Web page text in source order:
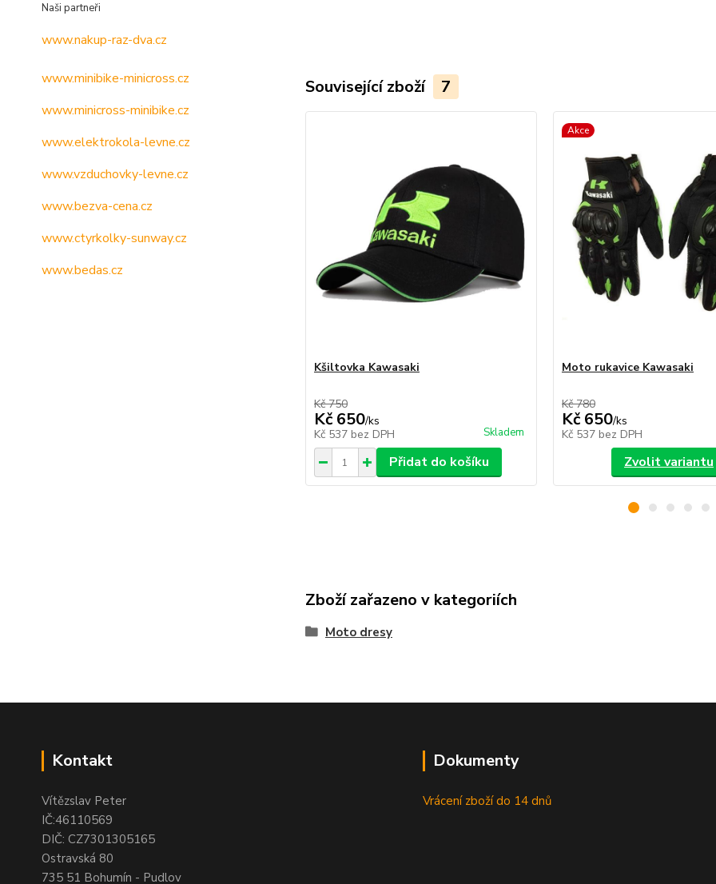
Naši partneři
www.nakup-raz-dva.cz
www.minibike-minicross.cz
www.minicross-minibike.cz
www.elektrokola-levne.cz
www.vzduchovky-levne.cz
www.bezva-cena.cz
www.ctyrkolky-sunway.cz
www.bedas.cz
Související zboží 7
Kšiltovka Kawasaki
Kč 750
Kč 650/ks
Kč 537 bez DPH Skladem
Přidat do košíku
Akce
Moto rukavice Kawasaki
Kč 780
Kč 650/ks
Kč 537 bez DPH
Zvolit variantu
Zboží zařazeno v kategoriích
Moto dresy
Kontakt
Vítězslav Peter
IČ:46110569
DIČ: CZ7301305165
Ostravská 80
735 51 Bohumín - Pudlov
Dokumenty
Vrácení zboží do 14 dnů